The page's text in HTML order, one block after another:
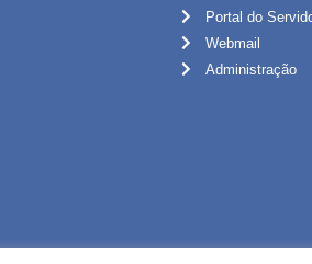
Portal do
Webmail
Administração